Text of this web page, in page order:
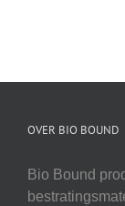
OVER BIO BOUND
Bio Bound